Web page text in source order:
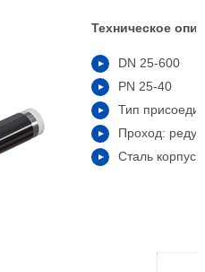
Техническое
DN 25-600
PN 25-40
Тип
Проход:
Сталь